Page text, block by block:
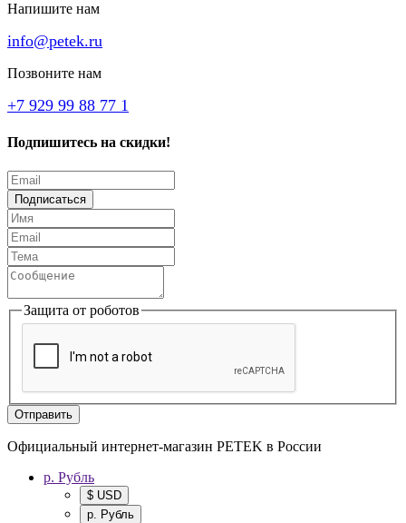
Напишите нам
info@petek.ru
Позвоните нам
+7 929 99 88 77 1
Подпишитесь на скидки!
Подписаться
Защита от роботов
Отправить
Официальный интернет-магазин PETEK в России
р. Рубль
$ USD
р. Рубль